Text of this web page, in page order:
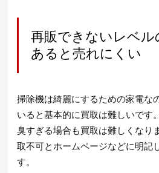
再販できないレベ
あると売れにくい
掃除機は綺麗にするための家電な
いると基本的に買取は難しいです
臭すぎる場合も買取は難しくなり
取不可とホームページなどに明記
す。